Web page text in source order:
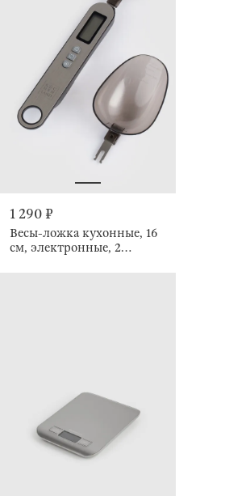
1 290 ₽
Весы-ложка кухонные, 16
см, электронные, 2